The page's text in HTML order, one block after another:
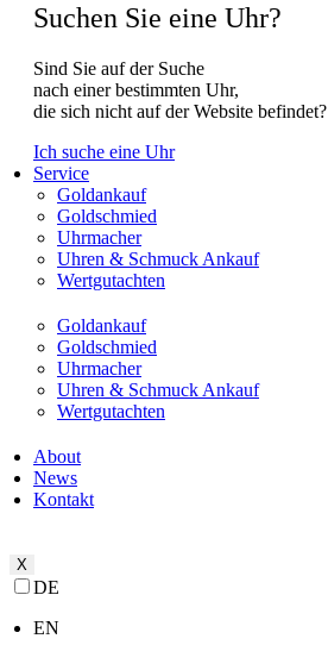
Suchen Sie eine Uhr?
Sind Sie auf der Suche
nach einer bestimmten Uhr,
die sich nicht auf der Website befindet?
Ich suche eine Uhr
Service
Goldankauf
Goldschmied
Uhrmacher
Uhren & Schmuck Ankauf
Wertgutachten
Goldankauf
Goldschmied
Uhrmacher
Uhren & Schmuck Ankauf
Wertgutachten
About
News
Kontakt
X
DE
EN